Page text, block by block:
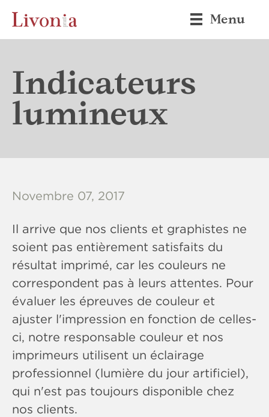
Menu
Indicateurs
lumineux
Novembre 07, 2017
Il arrive que nos clients et graphistes ne
soient pas entièrement satisfaits du
résultat imprimé, car les couleurs ne
correspondent pas à leurs attentes. Pour
évaluer les épreuves de couleur et
ajuster l'impression en fonction de celles-
ci, notre responsable couleur et nos
imprimeurs utilisent un éclairage
professionnel (lumière du jour artificiel),
qui n'est pas toujours disponible chez
nos clients.